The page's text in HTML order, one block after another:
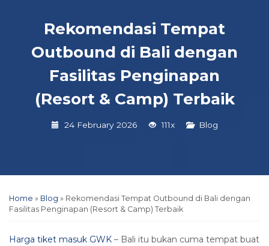
Rekomendasi Tempat
Outbound di Bali dengan
Fasilitas Penginapan
(Resort & Camp) Terbaik
24 February 2026 111x Blog
Home » Blog » Rekomendasi Tempat Outbound di Bali dengan
Fasilitas Penginapan (Resort & Camp) Terbaik
Harga tiket masuk GWK – Bali itu bukan cuma tempat buat